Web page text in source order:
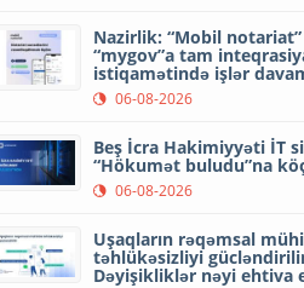
Nazirlik: “Mobil
“mygov”a tam
istiqamətində işlər
06-08-2026
Beş İcra Hakimiyyəti İT
“Hökumət buludu”na
06-08-2026
Uşaqların rəqəmsal
təhlükəsizliyi
Dəyişikliklər nəyi ehtiva